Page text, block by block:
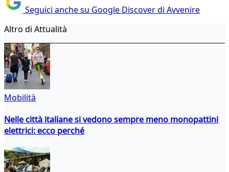
Seguici anche su Google Discover di Avvenire
Altro di Attualità
Mobilità
Nelle città italiane si vedono sempre meno monopattini
elettrici: ecco perché